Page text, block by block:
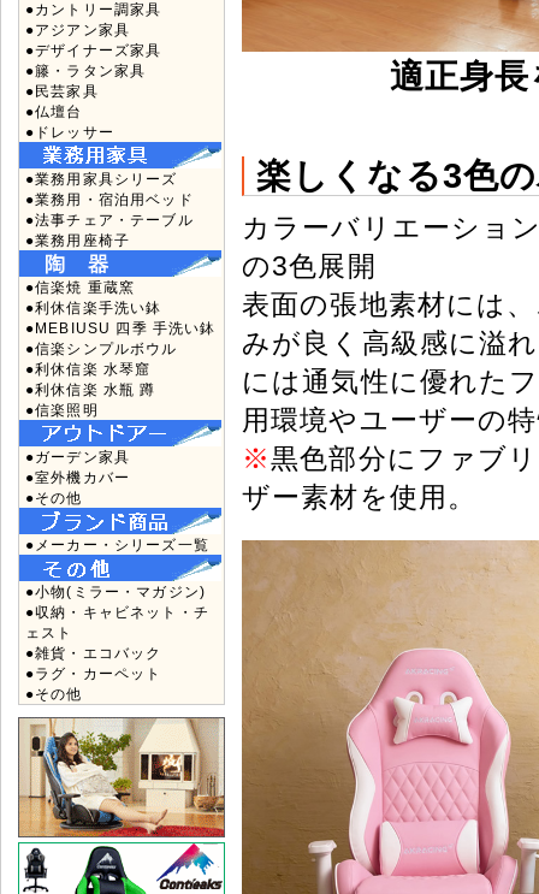
●カントリー調家具
●アジアン家具
●デザイナーズ家具
●籐・ラタン家具
●民芸家具
●仏壇台
●ドレッサー
●業務用家具シリーズ
●業務用・宿泊用ベッド
●法事チェア・テーブル
●業務用座椅子
●信楽焼 重蔵窯
●利休信楽手洗い鉢
●MEBIUSU 四季 手洗い鉢
●信楽シンプルボウル
●利休信楽 水琴窟
●利休信楽 水瓶 蹲
●信楽照明
●ガーデン家具
●室外機カバー
●その他
●メーカー・シリーズ一覧
●小物(ミラー・マガジン)
●収納・キャビネット・チ
ェスト
●雑貨・エコバック
●ラグ・カーペット
●その他
適正身
楽しくなる3色
カラーバリエーショ
の3色展開
表面の張地素材には
みが良く高級感に溢
には通気性に優れた
用環境やユーザーの
※黒色部分にファブ
ザー素材を使用。